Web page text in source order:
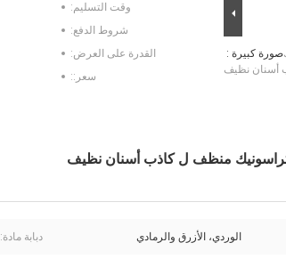
صورة كبيرة :
أسنان نظيف
وقت التسليم:
شروط الدفع:
القدرة على العرض:
سعر::
الوردي، الأزرق والرمادي دبابة مادة: